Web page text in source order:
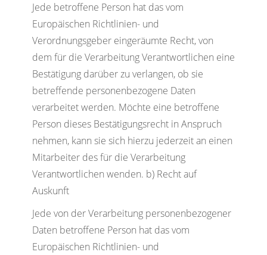
Jede betroffene Person hat das vom
Europäischen Richtlinien- und
Verordnungsgeber eingeräumte Recht, von
dem für die Verarbeitung Verantwortlichen eine
Bestätigung darüber zu verlangen, ob sie
betreffende personenbezogene Daten
verarbeitet werden. Möchte eine betroffene
Person dieses Bestätigungsrecht in Anspruch
nehmen, kann sie sich hierzu jederzeit an einen
Mitarbeiter des für die Verarbeitung
Verantwortlichen wenden. b) Recht auf
Auskunft
Jede von der Verarbeitung personenbezogener
Daten betroffene Person hat das vom
Europäischen Richtlinien- und